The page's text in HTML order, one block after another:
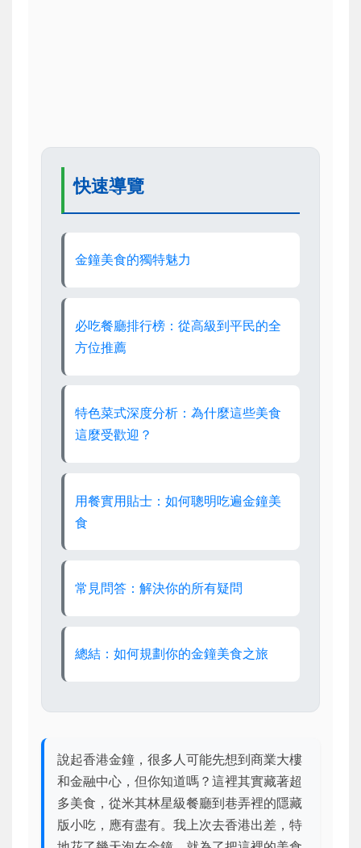
快速導覽
金鐘美食的獨特魅力
必吃餐廳排行榜：從高級到平民的全
方位推薦
特色菜式深度分析：為什麼這些美食
這麼受歡迎？
用餐實用貼士：如何聰明吃遍金鐘美
食
常見問答：解決你的所有疑問
總結：如何規劃你的金鐘美食之旅
說起香港金鐘，很多人可能先想到商業大樓
和金融中心，但你知道嗎？這裡其實藏著超
多美食，從米其林星級餐廳到巷弄裡的隱藏
版小吃，應有盡有。我上次去香港出差，特